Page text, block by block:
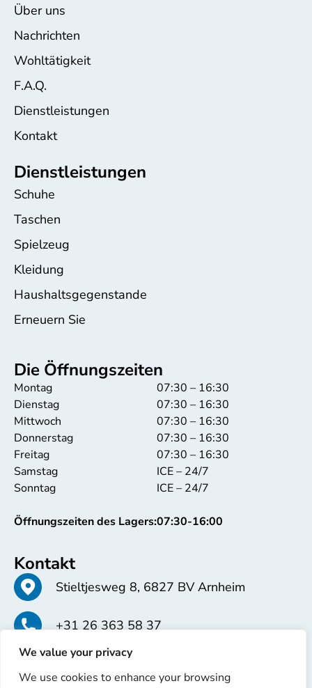
We value your privacy
We use cookies to enhance your browsing
Über uns
Nachrichten
Wohltätigkeit
F.A.Q.
Dienstleistungen
Kontakt
Dienstleistungen
Schuhe
Taschen
Spielzeug
Kleidung
Haushaltsgegenstande
Erneuern Sie
Die Öffnungszeiten
Montag
Dienstag
Mittwoch
Donnerstag
Freitag
Samstag
Sonntag
Öffnungszeiten des Lagers:
07:30 – 16:30
07:30 – 16:30
07:30 – 16:30
07:30 – 16:30
07:30 – 16:30
ICE – 24/7
ICE – 24/7
07:30-16:00
Kontakt
Stieltjesweg 8, 6827 BV Arnheim
+31 26 363 58 37
info@erren.com